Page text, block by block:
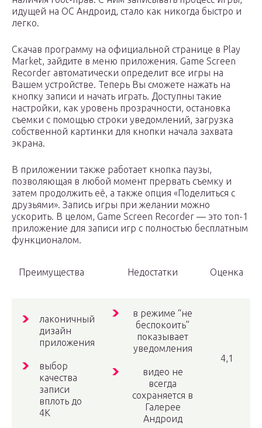
идущей на ОС Андроид, стало как никогда быстро и
легко.
Скачав программу на официальной странице в Play
Market, зайдите в меню приложения. Game Screen
Recorder автоматически определит все игры на
Вашем устройстве. Теперь Вы сможете нажать на
кнопку записи и начать играть. Доступны такие
настройки, как уровень прозрачности, остановка
съемки с помощью строки уведомлений, загрузка
собственной картинки для кнопки начала захвата
экрана.
В приложении также работает кнопка паузы,
позволяющая в любой момент прервать съемку и
затем продолжить её, а также опция «Поделиться с
друзьями». Запись игры при желании можно
ускорить. В целом, Game Screen Recorder — это топ-1
приложение для записи игр с полностью бесплатным
функционалом.
Преимущества Недостатки Оценка
лаконичный
дизайн
приложения
выбор
качества
записи
вплоть до
4К
в режиме “не
беспокоить”
показывает
уведомления
видео не
всегда
сохраняется в
Галерее
Андроид
4,1